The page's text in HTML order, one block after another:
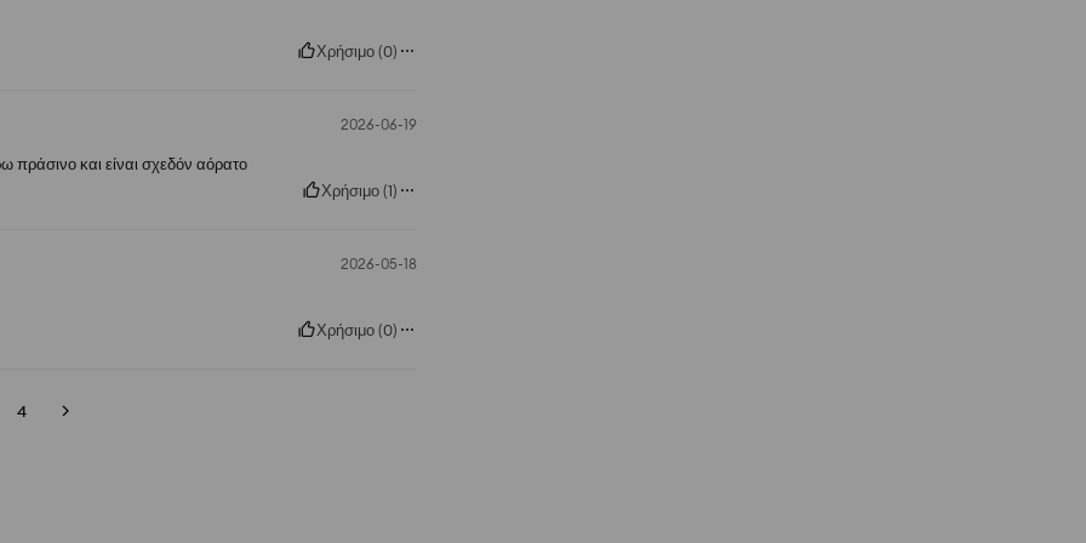
Χρήσιμο(0)
2026-06-19
πράσινο και είναι σχεδόν αόρατο
Χρήσιμο(1)
2026-05-18
Χρήσιμο(0)
4